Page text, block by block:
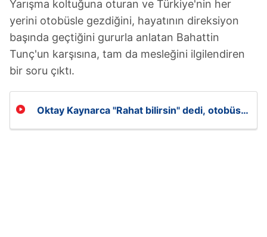
Yarışma koltuğuna oturan ve Türkiye'nin her
yerini otobüsle gezdiğini, hayatının direksiyon
başında geçtiğini gururla anlatan Bahattin
Tunç'un karşısına, tam da mesleğini ilgilendiren
bir soru çıktı.
Oktay Kaynarca "Rahat bilirsin" dedi, otobüs